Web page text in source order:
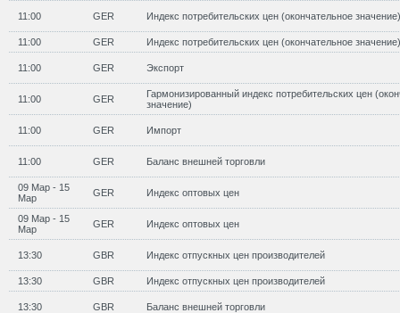
11:00 GER Индекс потребительских цен (окончательное значение)
11:00 GER Индекс потребительских цен (окончательное значение)
11:00 GER Экспорт
11:00 GER
Гармонизированный индекс потребительских цен
значение)
11:00 GER Импорт
11:00 GER Баланс внешней торговли
09 Мар - 15
Мар
GER Индекс оптовых цен
09 Мар - 15
Мар
GER Индекс оптовых цен
13:30 GBR Индекс отпускных цен производителей
13:30 GBR Индекс отпускных цен производителей
13:30 GBR Баланс внешней торговли